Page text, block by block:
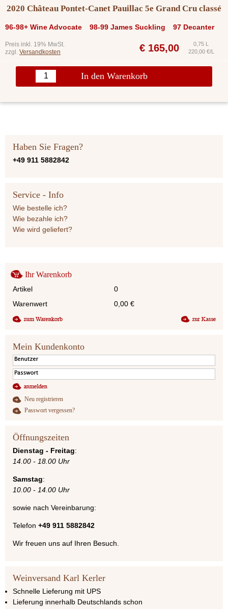
2020 Château Pontet-Canet Pauillac 5e Grand Cru classé
96-98+ Wine Advocate 98-99 James Suckling 97 Decanter
Preis inkl. 19% MwSt.
zzgl. Versandkosten € 165,00
0,75 L
220,00 €/L
In den Warenkorb
Haben Sie Fragen?
+49 911 5882842
Service - Info
Wie bestelle ich?
Wie bezahle ich?
Wie wird geliefert?
Ihr Warenkorb
Artikel
0
Warenwert
0,00 €
Mein Kundenkonto
Neu registrieren
Passwort vergessen?
Öffnungszeiten
Dienstag - Freitag:
14.00 - 18.00 Uhr
Samstag:
10.00 - 14.00 Uhr
sowie nach Vereinbarung:
Telefon +49 911 5882842
Wir freuen uns auf Ihren Besuch.
Weinversand Karl Kerler
Schnelle Lieferung mit UPS
Lieferung innerhalb Deutschlands schon